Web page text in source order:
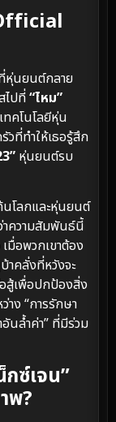
หุ่นยนต์กลาย
ไปที่“ไหม”
คโนโลยีหุ่น
ที่ทำให้เธอรู้สึก
หุ่นยนต์รบ
นโลกและหุ่นยนต์
ความสัมพันธ์นี้
อพวกเขาต้อง
คลั่งที่หวังจะ
สู้เพื่อปกป้องสิ่ง
ง “การรักษา
นล้ำค่า” ที่มีร่วม
ซ์เจน”
พ?